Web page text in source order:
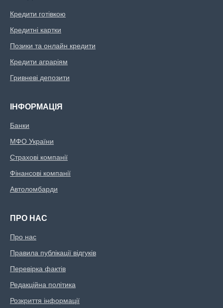
Кредити готівкою
Кредитні картки
Позики та онлайн кредити
Кредити аграріям
Гривневі депозити
ІНФОРМАЦІЯ
Банки
МФО України
Страхові компанії
Фінансові компанії
Автоломбарди
ПРО НАС
Про нас
Правила публікації відгуків
Перевірка фактів
Редакційна політика
Розкриття інформації